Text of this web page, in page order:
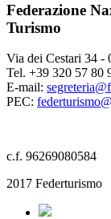
Federazione
Turismo
Via dei Cestari 34 -
Tel. +39 320 57 80
E-mail:
PEC:
c.f. 96269080584
2017 Federturismo